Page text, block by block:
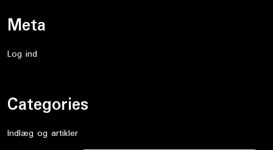
Meta
Log ind
Categories
Indlæg og artikler